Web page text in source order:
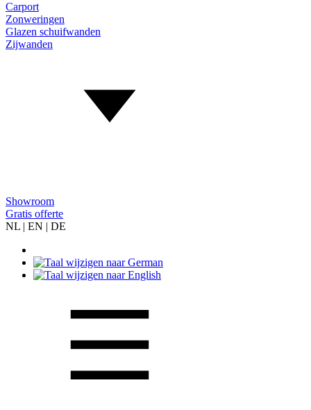
Carport
Zonweringen
Glazen schuifwanden
Zijwanden
Showroom
Gratis offerte
NL | EN | DE